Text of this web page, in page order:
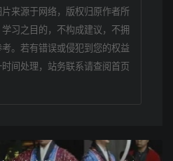
来源于网络，版权归原作者所
习之目的，不构成建议，不拥
。若有错误或侵犯到您的权益
间处理，站务联系请查阅首页